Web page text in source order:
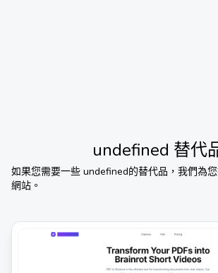
undefined 替代
如果您需要一些 undefined的替代品，我們為
網站。